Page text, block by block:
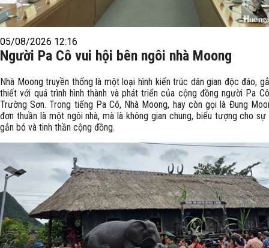
05/08/2026 12:16
Người Pa Cô vui hội bên ngôi nhà Moong
Nhà Moong truyền thống là một loại hình kiến trúc dân gian độc đáo,
thiết với quá trình hình thành và phát triển của cộng đồng người Pa
Trường Sơn. Trong tiếng Pa Cô, Nhà Moong, hay còn gọi là Đung
đơn thuần là một ngôi nhà, mà là không gian chung, biểu tượng cho sự
gắn bó và tinh thần cộng đồng.